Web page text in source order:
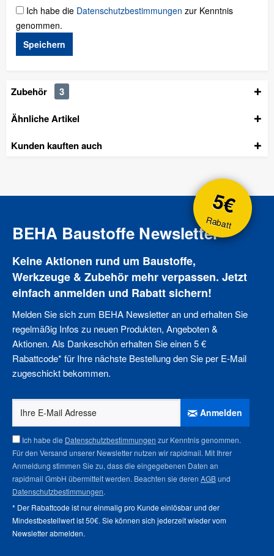
Ich habe die Datenschutzbestimmungen zur Kenntnis
genommen.
Speichern
Zubehör
3
Ähnliche Artikel
Kunden kauften auch
5€
Rabatt
BEHA Baustoffe Newsletter
Keine Aktionen rund um Baustoffe,
Werkzeuge & Zubehör mehr verpassen. Jetzt
einfach anmelden und Rabatt sichern!
Melden Sie sich zum BEHA Newsletter an und erhalten Sie
regelmäßig Infos zu neuen Produkten, Angeboten &
Aktionen. Als Dankeschön erhalten Sie einen 5 €
Rabattcode* für Ihre nächste Bestellung den Sie per E-Mail
zugeschickt bekommen.
Anmelden
Ich habe die Datenschutzbestimmungen zur Kenntnis genommen.
Für den Versand unserer Newsletter nutzen wir rapidmail. Mit Ihrer
Anmeldung stimmen Sie zu, dass die eingegebenen Daten an
rapidmail GmbH übermittelt werden. Beachten sie deren AGBund
Datenschutzbestimmungen.
* Der Rabattcode ist nur einmalig pro Kunde einlösbar und der
Mindestbestellwert ist 50€. Sie können sich jederzeit wieder vom
Newsletter abmelden.